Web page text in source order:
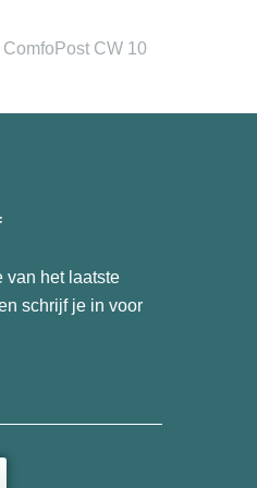
CW 10
van het laatste
schrijf je in voor